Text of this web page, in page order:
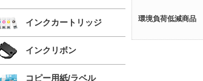
環境負荷低減商品
インクカートリッジ
インクリボン
コピー用紙/ラベル